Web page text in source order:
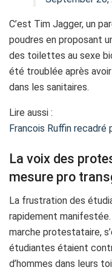
C’est Tim Jagger, un
poudres en proposant
des toilettes au sexe
été troublée après
dans les sanitaires.
Lire aussi :
Francois Ruffin
La voix des
mesure pro
La frustration des
rapidement manifestée.
marche protestataire,
étudiantes étaient
d’hommes dans leurs